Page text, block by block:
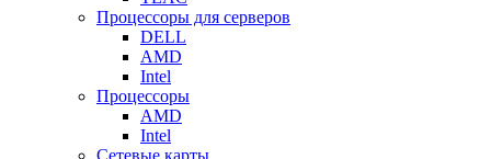
Процессоры для серверов
DELL
AMD
Intel
Процессоры
AMD
Intel